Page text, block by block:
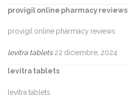
provigil online pharmacy reviews
provigil online pharmacy reviews
levitra tablets 22 diciembre, 2024
levitra tablets
levitra tablets